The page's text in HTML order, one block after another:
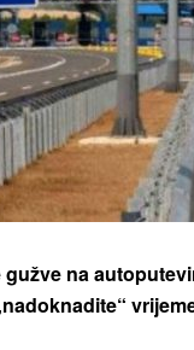
na